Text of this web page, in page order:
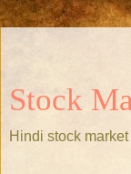
Stock
Hindi stock